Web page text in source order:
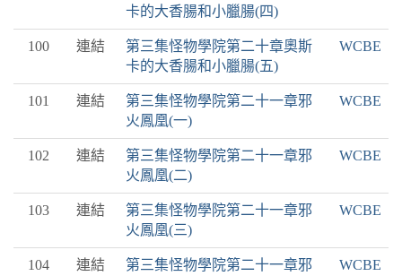
卡的大香腸和小臘腸(四)
100 連結
第三集怪物學院第二十章奧斯
卡的大香腸和小臘腸(五)
WCBE
101 連結
第三集怪物學院第二十一章邪
火鳳凰(一)
WCBE
102 連結
第三集怪物學院第二十一章邪
火鳳凰(二)
WCBE
103 連結
第三集怪物學院第二十一章邪
火鳳凰(三)
WCBE
104 連結
第三集怪物學院第二十一章邪
WCBE